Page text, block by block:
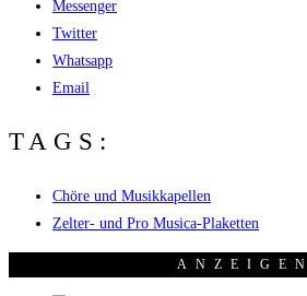
Messenger
Twitter
Whatsapp
Email
TAGS:
Chöre und Musikkapellen
Zelter- und Pro Musica-Plaketten
ANZEI­GEN